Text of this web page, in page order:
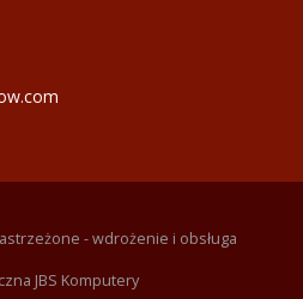
- wdrożenie i obsługa
JBS Komputery